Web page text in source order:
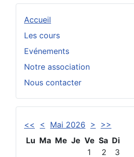
Accueil
Les cours
Evénements
Notre association
Nous contacter
<< < Mai 2026 >
>>
Lu Ma Me Je Ve Sa Di
1
2 3